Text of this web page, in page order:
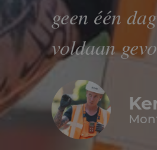
geen één
voldaan